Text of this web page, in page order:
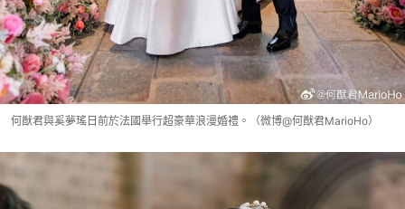
何猷君與奚夢瑤日前於法國舉行超豪華浪漫婚禮。（微博@何猷君MarioHo）